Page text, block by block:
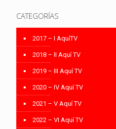
CATEGORÍAS
2017 – I AquíTV
2018 – II Aquí TV
2019 – III Aquí TV
2020 – IV Aquí TV
2021 – V Aquí TV
2022 – VI Aquí TV